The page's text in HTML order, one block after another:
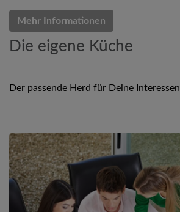
Mehr Informationen
Die eigene Küche
Der passende Herd für Deine Interessen